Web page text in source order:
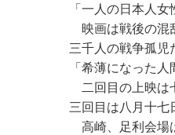
「一人の日本人
映画は戦後の混
三千人の戦争孤児
「希薄になった
二回目の上映は
三回目は八月十七
高崎、足利会場